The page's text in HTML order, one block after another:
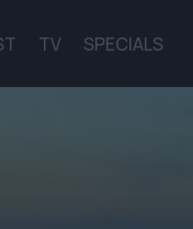
TV SPECIALS